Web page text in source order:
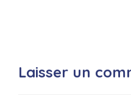
Laisser un